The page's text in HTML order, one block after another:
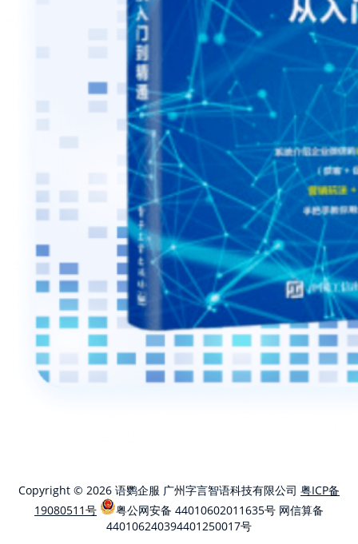
Copyright © 2026 语鹦企服 广州字言智语科技有限公司 粤ICP备
19080511号
粤公网安备 44010602011635号 网信算备
440106240394401250017号